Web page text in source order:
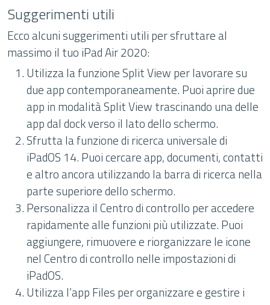
Suggerimenti utili
Ecco alcuni suggerimenti utili per sfruttare al
massimo il tuo iPad Air 2020:
Utilizza la funzione Split View per lavorare su
due app contemporaneamente. Puoi aprire due
app in modalità Split View trascinando una delle
app dal dock verso il lato dello schermo.
Sfrutta la funzione di ricerca universale di
iPadOS 14. Puoi cercare app, documenti, contatti
e altro ancora utilizzando la barra di ricerca nella
parte superiore dello schermo.
Personalizza il Centro di controllo per accedere
rapidamente alle funzioni più utilizzate. Puoi
aggiungere, rimuovere e riorganizzare le icone
nel Centro di controllo nelle impostazioni di
iPadOS.
Utilizza l’app Files per organizzare e gestire i